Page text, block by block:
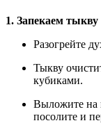
1. Запекаем тыкву
Разогрейте
Тыкву
кубиками.
Выложите на
посолите и